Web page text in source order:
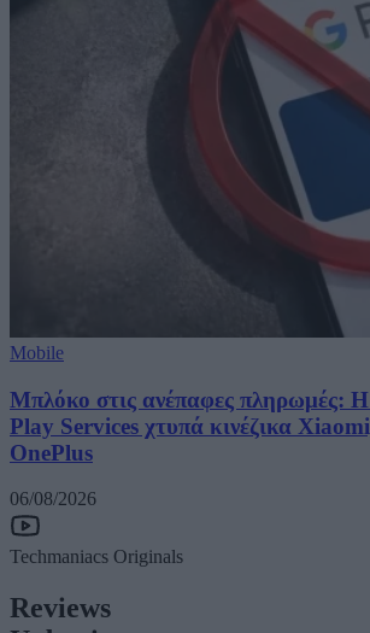
Mobile
Μπλόκο στις ανέπαφες πληρωμές:
Play Services χτυπά κινέζικα
OnePlus
06/08/2026
Techmaniacs Originals
Reviews